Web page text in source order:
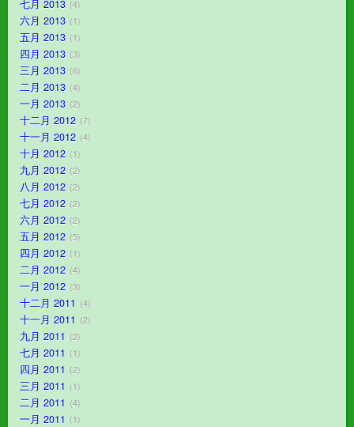
七月 2013 4
六月 2013 1
五月 2013 1
四月 2013 3
三月 2013 6
二月 2013 4
一月 2013 2
十二月 2012 7
十一月 2012 4
十月 2012 1
九月 2012 2
八月 2012 2
七月 2012 2
六月 2012 2
五月 2012 5
四月 2012 1
二月 2012 4
一月 2012 3
十二月 2011 4
十一月 2011 2
九月 2011 2
七月 2011 1
四月 2011 2
三月 2011 1
二月 2011 4
一月 2011 1